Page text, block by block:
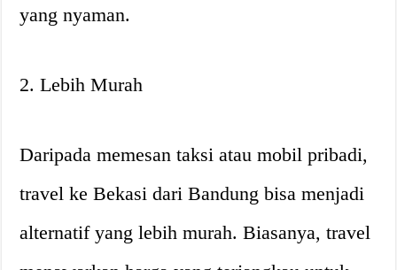
yang nyaman.
2. Lebih Murah
Daripada memesan taksi atau mobil pribadi,
travel ke Bekasi dari Bandung bisa menjadi
alternatif yang lebih murah. Biasanya, travel